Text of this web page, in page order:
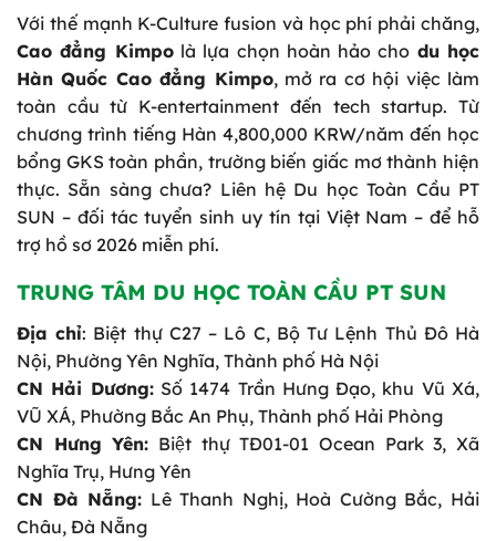
Với thế mạnh K-Culture fusion và học phí phải chăng,
Cao đẳng Kimpolà lựa chọn hoàn hảo cho du học
Hàn Quốc Cao đẳng Kimpo, mở ra cơ hội việc làm
toàn cầu từ K-entertainment đến tech startup. Từ
chương trình tiếng Hàn 4,800,000 KRW/năm đến học
bổng GKS toàn phần, trường biến giấc mơ thành hiện
thực. Sẵn sàng chưa? Liên hệ Du học Toàn Cầu PT
SUN – đối tác tuyển sinh uy tín tại Việt Nam – để hỗ
trợ hồ sơ 2026 miễn phí.
TRUNG TÂM DU HỌC TOÀN CẦU PT SUN
Địa chỉ: Biệt thự C27 – Lô C, Bộ Tư Lệnh Thủ Đô Hà
Nội, Phường Yên Nghĩa, Thành phố Hà Nội
CN Hải Dương:Số 1474 Trần Hưng Đạo, khu Vũ Xá,
VŨ XÁ, Phường Bắc An Phụ, Thành phố Hải Phòng
CN Hưng Yên: Biệt thự TĐ01-01 Ocean Park 3, Xã
Nghĩa Trụ, Hưng Yên
CN Đà Nẵng: Lê Thanh Nghị, Hoà Cường Bắc, Hải
Châu, Đà Nẵng